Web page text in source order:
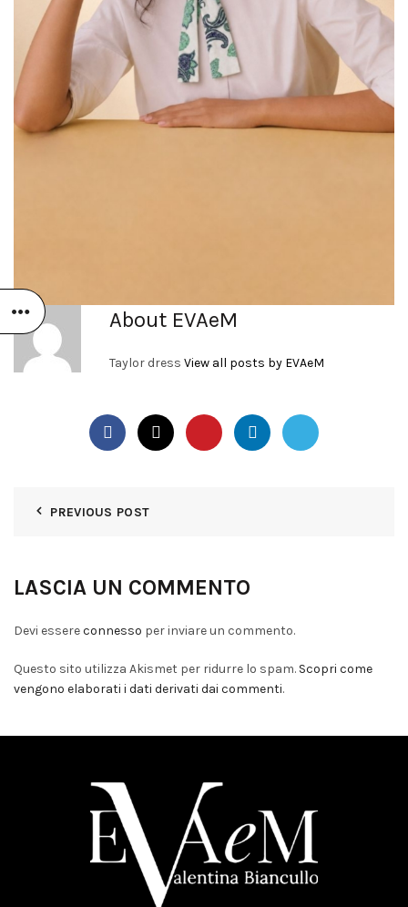
About EVAeM
Taylor dress View all posts by EVAeM
PREVIOUS POST
LASCIA UN COMMENTO
Devi essereconnesso per inviare un commento.
Questo sito utilizza Akismet per ridurre lo spam. Scopri come
vengono elaborati i dati derivati dai commenti.